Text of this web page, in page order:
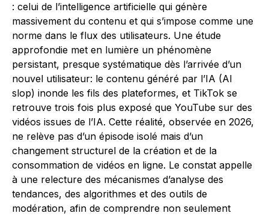
: celui de l’intelligence artificielle qui génère
massivement du contenu et qui s’impose comme une
norme dans le flux des utilisateurs. Une étude
approfondie met en lumière un phénomène
persistant, presque systématique dès l’arrivée d’un
nouvel utilisateur: le contenu généré par l’IA (AI
slop) inonde les fils des plateformes, et TikTok se
retrouve trois fois plus exposé que YouTube sur des
vidéos issues de l’IA. Cette réalité, observée en 2026,
ne relève pas d’un épisode isolé mais d’un
changement structurel de la création et de la
consommation de vidéos en ligne. Le constat appelle
à une relecture des mécanismes d’analyse des
tendances, des algorithmes et des outils de
modération, afin de comprendre non seulement